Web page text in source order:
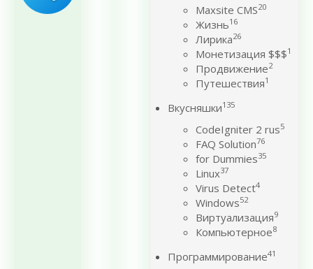
Maxsite CMS20
Жизнь16
Лирика26
Монетизация $$$1
Продвижение2
Путешествия1
Вкусняшки135
CodeIgniter 2 rus5
FAQ Solution76
for Dummies35
Linux37
Virus Detect4
Windows52
Виртуализация9
Компьютерное8
Программирование41